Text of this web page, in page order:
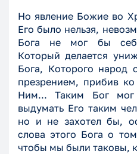
Но явление Божие во
Его было нельзя,
Бога не мог бы
Который делается
Бога, Которого народ
презрением, прибив ко
Ним... Таким Бог
выдумать Его таким
но и не захотел бы,
слова этого Бога о
чтобы мы были таковы,